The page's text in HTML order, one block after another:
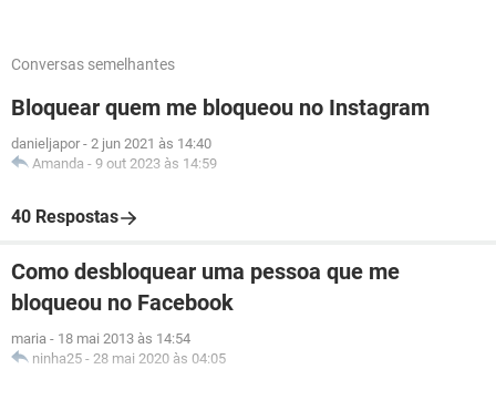
Conversas semelhantes
Bloquear quem me bloqueou no Instagram
danieljapor - 2 jun 2021 às 14:40
Amanda - 9 out 2023 às 14:59
40 Respostas
Como desbloquear uma pessoa que me
bloqueou no Facebook
maria - 18 mai 2013 às 14:54
ninha25 - 28 mai 2020 às 04:05